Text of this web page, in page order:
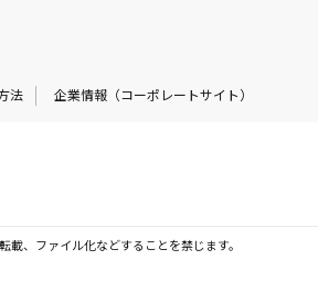
法 企業情報（コーポレートサイト）
載、ファイル化などすることを禁じます。